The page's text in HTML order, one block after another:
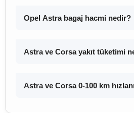
Opel Astra bagaj hacmi nedir?
Astra ve Corsa yakıt tüketimi
Astra ve Corsa 0-100 km